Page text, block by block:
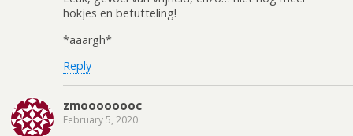
hokjes en betutteling!
*aaargh*
Reply
zmoooooooc
February 5, 2020